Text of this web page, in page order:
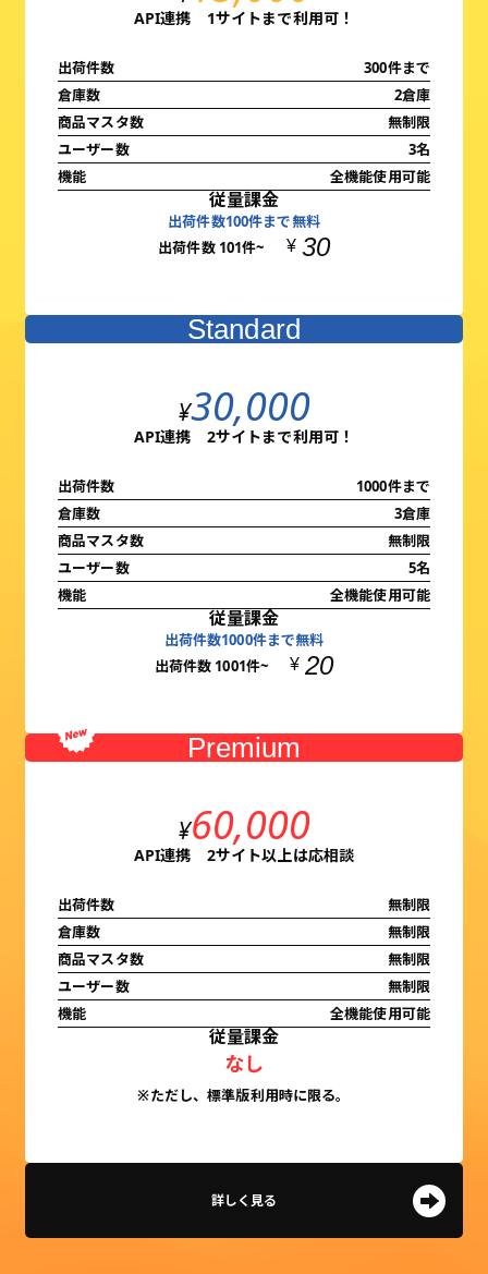
API連携 1サイトまで利用可！
出荷件数
300件まで
倉庫数
2倉庫
商品マスタ数
無制限
ユーザー数
3名
機能
全機能使用可能
従量課金
出荷件数100件まで無料
出荷件数 101件~
¥ 30
Standard
¥30,000
API連携 2サイトまで利用可！
出荷件数
1000件まで
倉庫数
3倉庫
商品マスタ数
無制限
ユーザー数
5名
機能
全機能使用可能
従量課金
出荷件数1000件まで無料
出荷件数 1001件~
¥ 20
Premium
¥60,000
API連携 2サイト以上は応相談
出荷件数
無制限
倉庫数
無制限
商品マスタ数
無制限
ユーザー数
無制限
機能
全機能使用可能
従量課金
なし
※ただし、標準版利用時に限る。
詳しく見る